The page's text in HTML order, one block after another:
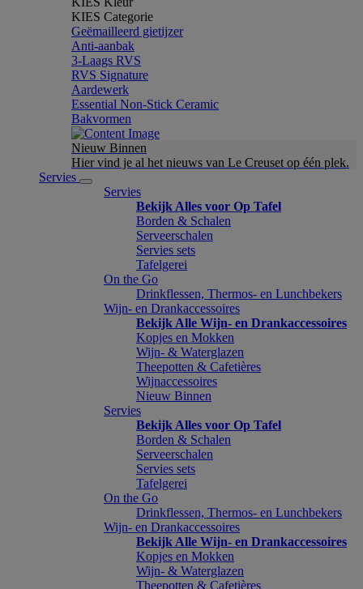
KIES Categorie
Geëmailleerd gietijzer
Anti-aanbak
3-Laags RVS
RVS Signature
Aardewerk
Essential Non-Stick Ceramic
Bakvormen
Nieuw Binnen
Hier vind je al het nieuws van Le Creuset op één plek.
Servies
Servies
Bekijk Alles voor Op Tafel
Borden & Schalen
Serveerschalen
Servies sets
Tafelgerei
On the Go
Drinkflessen, Thermos- en Lunchbekers
Wijn- en Drankaccessoires
Bekijk Alle Wijn- en Drankaccessoires
Kopjes en Mokken
Wijn- & Waterglazen
Theepotten & Cafetières
Wijnaccessoires
Nieuw Binnen
Servies
Bekijk Alles voor Op Tafel
Borden & Schalen
Serveerschalen
Servies sets
Tafelgerei
On the Go
Drinkflessen, Thermos- en Lunchbekers
Wijn- en Drankaccessoires
Bekijk Alle Wijn- en Drankaccessoires
Kopjes en Mokken
Wijn- & Waterglazen
Theepotten & Cafetières